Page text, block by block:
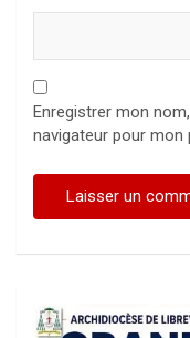
Enregistrer mon
navigateur pour mon